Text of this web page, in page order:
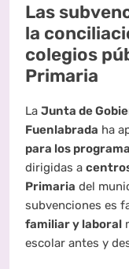
Las
la
colegios
Primaria
La Junta de
Fuenlabrada ha
para los
dirigidas a
Primaria del
subvenciones es
familiar y laboral
escolar antes y